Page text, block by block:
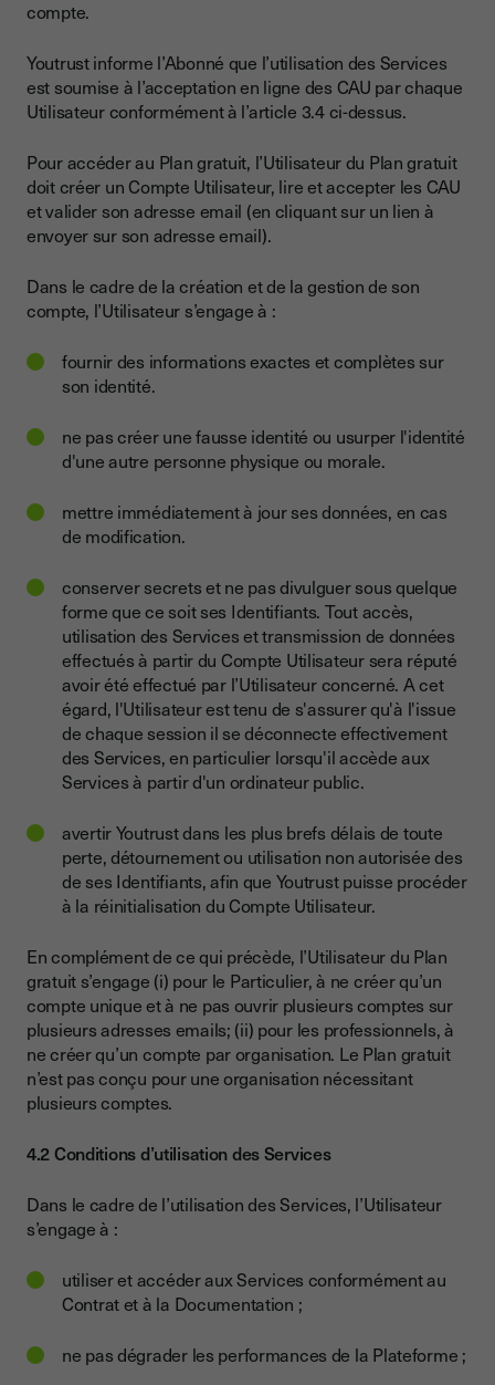
compte.
Youtrust informe l’Abonné que l’utilisation des Services
est soumise à l’acceptation en ligne des CAU par chaque
Utilisateur conformément à l’article 3.4 ci-dessus.
Pour accéder au Plan gratuit, l’Utilisateur du Plan gratuit
doit créer un Compte Utilisateur, lire et accepter les CAU
et valider son adresse email (en cliquant sur un lien à
envoyer sur son adresse email).
Dans le cadre de la création et de la gestion de son
compte, l’Utilisateur s’engage à :
fournir des informations exactes et complètes sur
son identité.
ne pas créer une fausse identité ou usurper l'identité
d'une autre personne physique ou morale.
mettre immédiatement à jour ses données, en cas
de modification.
conserver secrets et ne pas divulguer sous quelque
forme que ce soit ses Identifiants. Tout accès,
utilisation des Services et transmission de données
effectués à partir du Compte Utilisateur sera réputé
avoir été effectué par l’Utilisateur concerné. A cet
égard, l'Utilisateur est tenu de s'assurer qu'à l'issue
de chaque session il se déconnecte effectivement
des Services, en particulier lorsqu'il accède aux
Services à partir d'un ordinateur public.
avertir Youtrust dans les plus brefs délais de toute
perte, détournement ou utilisation non autorisée des
de ses Identifiants, afin que Youtrust puisse procéder
à la réinitialisation du Compte Utilisateur.
En complément de ce qui précède, l’Utilisateur du Plan
gratuit s’engage (i) pour le Particulier, à ne créer qu’un
compte unique et à ne pas ouvrir plusieurs comptes sur
plusieurs adresses emails; (ii) pour les professionnels, à
ne créer qu’un compte par organisation. Le Plan gratuit
n’est pas conçu pour une organisation nécessitant
plusieurs comptes.
4.2 Conditions d’utilisation des Services
Dans le cadre de l’utilisation des Services, l’Utilisateur
s’engage à :
utiliser et accéder aux Services conformément au
Contrat et à la Documentation ;
ne pas dégrader les performances de la Plateforme ;